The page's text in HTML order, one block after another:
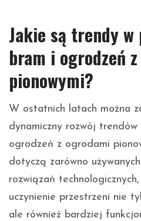
Jakie są trendy
bram i ogrodzeń
pionowymi?
W ostatnich latach można
dynamiczny rozwój
ogrodzeń z ogrodami
dotyczą zarówno
rozwiązań
uczynienie przestrzeni nie
ale również bardziej